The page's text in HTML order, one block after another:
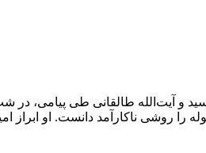
و آیت‌الله طالقانی طی پیامی،
روشی ناکارآمد دانست. او ابراز